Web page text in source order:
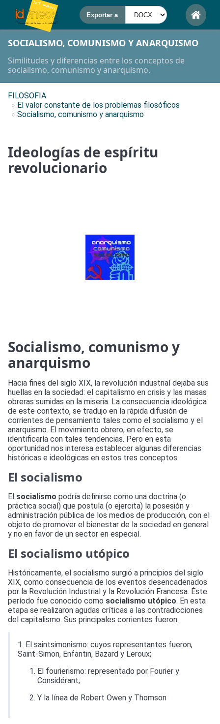
SOCIALISMO, COMUNISMO Y ANARQUISMO
Similitudes y diferencias entre los conceptos de
socialismo, comunismo y anarquismo.
FILOSOFIA.
» El valor constante de los problemas filosóficos
» Socialismo, comunismo y anarquismo
Ideologías de espíritu
revolucionario
Socialismo, comunismo y
anarquismo
Hacia fines del siglo XIX, la revolución industrial dejaba sus
huellas en la sociedad: el capitalismo en crisis y las masas
obreras sumidas en la miseria. La consecuencia ideológica
de este contexto, se tradujo en la rápida difusión de
corrientes de pensamiento tales como el socialismo y el
anarquismo. El movimiento obrero, en efecto, se
identificaría con tales tendencias. Pero en esta
oportunidad nos interesa establecer algunas diferencias
históricas e ideológicas en estos tres conceptos.
El socialismo
El socialismo podría definirse como una doctrina (o
práctica social) que postula (o ejercita) la posesión y
administración pública de los medios de producción, con el
objeto de promover el bienestar de la sociedad en general
y no en favor de un sector en especial.
El socialismo utópico
Históricamente, el socialismo surgió a principios del siglo
XIX, como consecuencia de los eventos desencadenados
por la Revolución Industrial y la Revolución Francesa. Éste
período fue conocido como socialismo utópico. En esta
etapa se realizaron agudas críticas a las contradicciones
del capitalismo. Sus principales corrientes fueron:
1. El saintsimonismo: cuyos representantes fueron,
Saint-Simon, Enfantin, Bazard y Leroux;
El fourierismo: representado por Fourier y
Considérant;
Y la línea de Robert Owen y Thomson